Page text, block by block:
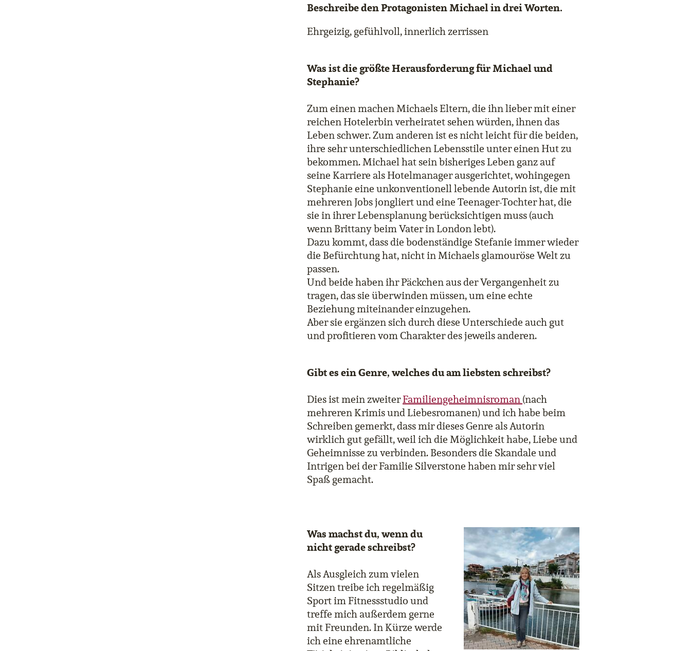
Beschreibe den Protagonisten Michael in drei Worten.
Ehrgeizig, gefühlvoll, innerlich zerrissen
Was ist die größte Herausforderung für Michael und
Stephanie?
Zum einen machen Michaels Eltern, die ihn lieber mit einer
reichen Hotelerbin verheiratet sehen würden, ihnen das
Leben schwer. Zum anderen ist es nicht leicht für die beiden,
ihre sehr unterschiedlichen Lebensstile unter einen Hut zu
bekommen. Michael hat sein bisheriges Leben ganz auf
seine Karriere als Hotelmanager ausgerichtet, wohingegen
Stephanie eine unkonventionell lebende Autorin ist, die mit
mehreren Jobs jongliert und eine Teenager-Tochter hat, die
sie in ihrer Lebensplanung berücksichtigen muss (auch
wenn Brittany beim Vater in London lebt).
Dazu kommt, dass die bodenständige Stefanie immer wieder
die Befürchtung hat, nicht in Michaels glamouröse Welt zu
passen.
Und beide haben ihr Päckchen aus der Vergangenheit zu
tragen, das sie überwinden müssen, um eine echte
Beziehung miteinander einzugehen.
Aber sie ergänzen sich durch diese Unterschiede auch gut
und profitieren vom Charakter des jeweils anderen.
Gibt es ein Genre, welches du am liebsten schreibst?
Dies ist mein zweiterFamiliengeheimnisroman(nach
mehreren Krimis und Liebesromanen) und ich habe beim
Schreiben gemerkt, dass mir dieses Genre als Autorin
wirklich gut gefällt, weil ich die Möglichkeit habe, Liebe und
Geheimnisse zu verbinden. Besonders die Skandale und
Intrigen bei der Familie Silverstone haben mir sehr viel
Spaß gemacht.
Was machst du, wenn du
nicht gerade schreibst?
Als Ausgleich zum vielen
Sitzen treibe ich regelmäßig
Sport im Fitnessstudio und
treffe mich außerdem gerne
mit Freunden. In Kürze werde
ich eine ehrenamtliche